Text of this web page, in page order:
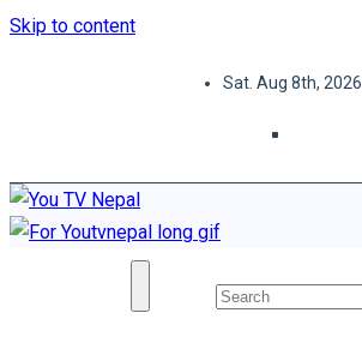
Skip to content
Sat. Aug 8th, 2026